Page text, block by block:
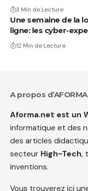
3 Min de Lecture
Une semaine de la
ligne: les cyber-
12 Min de Lecture
A propos d’AFORMA
Aforma.net est un
informatique et des
des articles
secteur High-Tech,
inventions.
Vous trouverez ici